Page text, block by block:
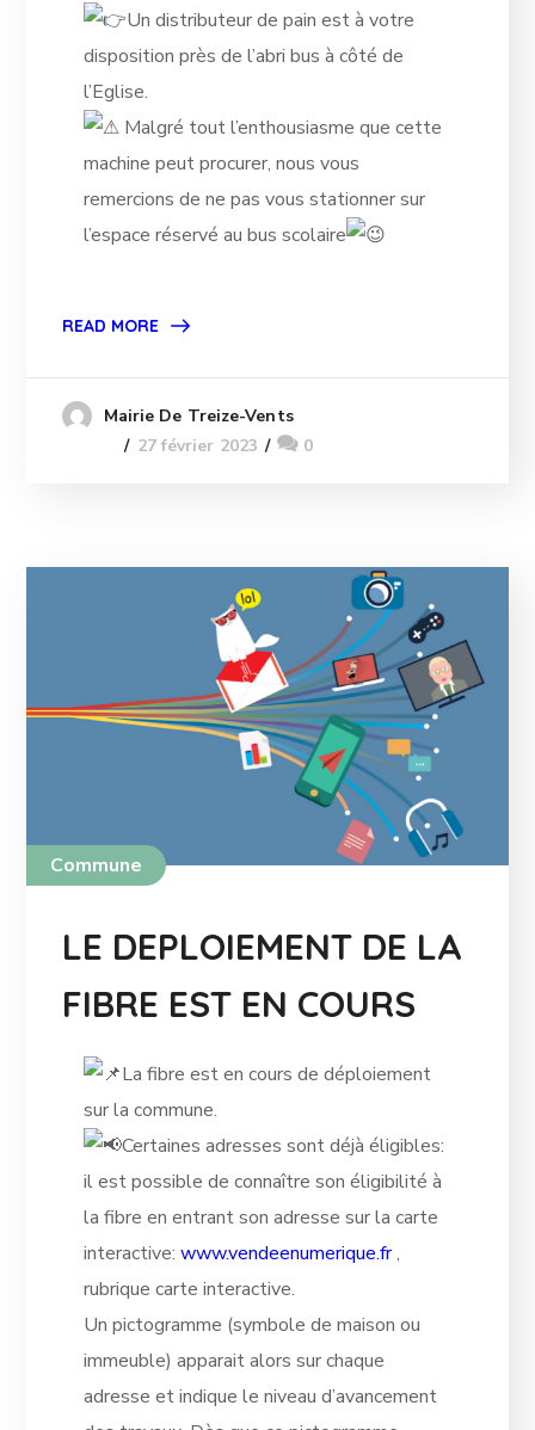
Un distributeur de pain est à votre
disposition près de l’abri bus à côté de
l’Eglise.
Malgré tout l’enthousiasme que cette
machine peut procurer, nous vous
remercions de ne pas vous stationner sur
l’espace réservé au bus scolaire
READ MORE
Mairie De Treize-Vents
27 février 2023
0
Commune
LE DEPLOIEMENT DE LA
FIBRE EST EN COURS
La fibre est en cours de déploiement
sur la commune.
Certaines adresses sont déjà éligibles:
il est possible de connaître son éligibilité à
la fibre en entrant son adresse sur la carte
interactive: www.vendeenumerique.fr,
rubrique carte interactive.
Un pictogramme (symbole de maison ou
immeuble) apparait alors sur chaque
adresse et indique le niveau d’avancement